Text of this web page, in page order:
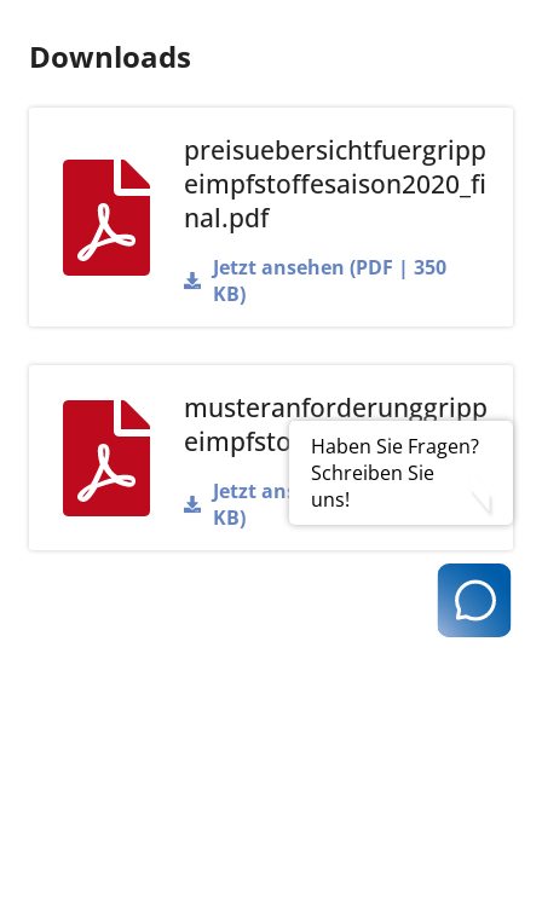
Haben Sie Fragen?
Schreiben Sie
uns!
Downloads
preisuebersichtfuergripp
eimpfstoffesaison2020_fi
nal.pdf
Jetzt ansehen (PDF | 350
KB)
musteranforderunggripp
eimpfstoff.pdf
Jetzt ansehen (PDF | 775
KB)